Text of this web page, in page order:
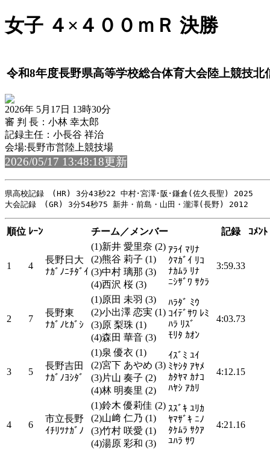
女子 ４×４００ｍＲ 決勝
令和8年度長野県高等学校総合体育大会陸上競技北
2026年 5月17日 13時30分
審 判 長：小林 幸太郎
記録主任：小長谷 祥治
会場:長野市営陸上競技場
2026/05/17 13:48:18更新
県高校記録　(HR) 3分43秒22 中村･宮澤･阪･鎌倉(佐久長聖) 2025
順位 ﾚｰﾝ チーム／メンバー 記録 ｺﾒﾝﾄ
1 4
長野日大
ﾅｶﾞﾉﾆﾁﾀﾞｲ
(1)新井 愛里奈 (2)
(2)熊谷 莉子 (1)
(3)中村 璃那 (3)
(4)西沢 桜 (3)
ｱﾗｲ ﾏﾘﾅ
ｸﾏｶﾞｲ ﾘｺ
ﾅｶﾑﾗ ﾘﾅ
ﾆｼｻﾞﾜ ｻｸﾗ
3:59.33
2 7
長野東
ﾅｶﾞﾉﾋｶﾞｼ
(1)原田 未羽 (3)
(2)小出澤 恋実 (1)
(3)原 梨珠 (1)
(4)森田 華音 (3)
ﾊﾗﾀﾞ ﾐｳ
ｺｲﾃﾞｻﾜ ﾚﾐ
ﾊﾗ ﾘｽﾞ
ﾓﾘﾀ ｶｵﾝ
4:03.73
3 5
長野吉田
ﾅｶﾞﾉﾖｼﾀﾞ
(1)泉 優衣 (1)
(2)宮下 あやめ (3)
(3)片山 奏子 (2)
(4)林 明奏里 (2)
ｲｽﾞﾐ ﾕｲ
ﾐﾔｼﾀ ｱﾔﾒ
ｶﾀﾔﾏ ｶﾅｺ
ﾊﾔｼ ｱｶﾘ
4:12.15
4 6
市立長野
ｲﾁﾘﾂﾅｶﾞﾉ
(1)鈴木 優莉佳 (2)
(2)山﨑 仁乃 (1)
(3)竹村 咲愛 (1)
(4)湯原 彩和 (3)
ｽｽﾞｷ ﾕﾘｶ
ﾔﾏｻﾞｷ ﾆﾉ
ﾀｹﾑﾗ ｻｸｱ
ﾕﾊﾗ ｻﾜ
4:21.16